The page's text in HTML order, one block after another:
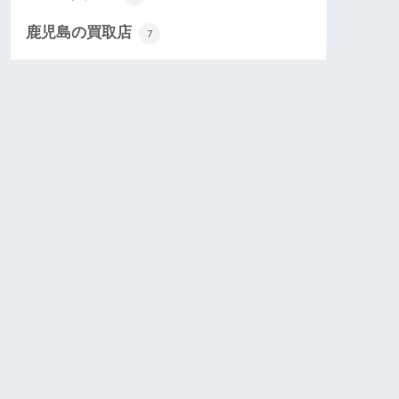
鹿児島の買取店 7